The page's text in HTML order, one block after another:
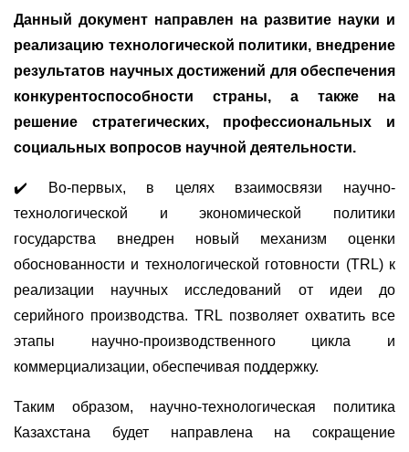
Данный документ направлен на развитие науки и
реализацию технологической политики, внедрение
результатов научных достижений для обеспечения
конкурентоспособности страны, а также на
решение стратегических, профессиональных и
социальных вопросов научной деятельности.
✔ Во-первых, в целях взаимосвязи научно-
технологической и экономической политики
государства внедрен новый механизм оценки
обоснованности и технологической готовности (TRL) к
реализации научных исследований от идеи до
серийного производства. TRL позволяет охватить все
этапы научно-производственного цикла и
коммерциализации, обеспечивая поддержку.
Таким образом, научно-технологическая политика
Казахстана будет направлена на сокращение